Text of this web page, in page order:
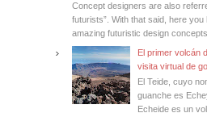
Concept designers are also
futurists”. With that said, here you
amazing futuristic design concepts
El primer volcán
visita virtual de
El Teide, cuyo
guanche es
Echeide es un